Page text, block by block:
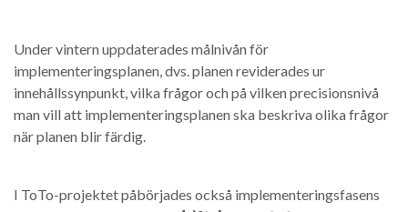
Under vintern uppdaterades målnivån för
implementeringsplanen, dvs. planen reviderades ur
innehållssynpunkt, vilka frågor och på vilken precisionsnivå
man vill att implementeringsplanen ska beskriva olika frågor
när planen blir färdig.
I ToTo-projektet påbörjades också implementeringsfasens